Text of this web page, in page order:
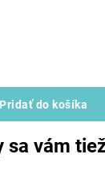
Pridať do košíka
sa vám